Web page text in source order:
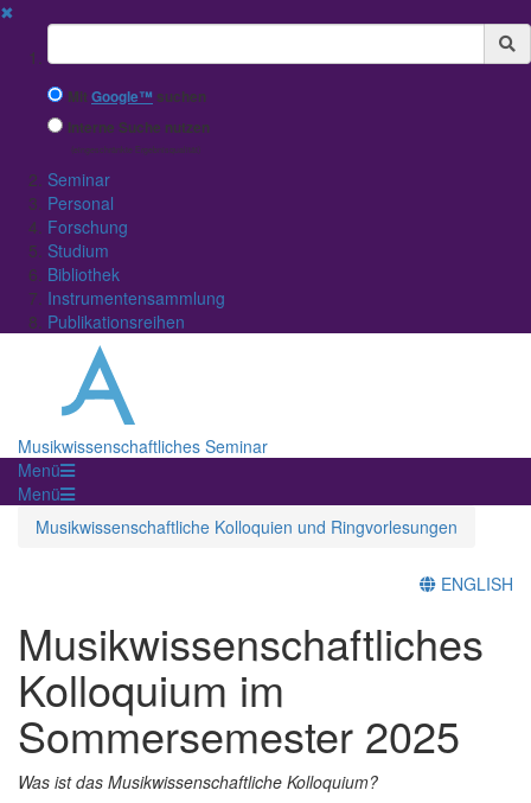
✖
Suchbegriff
MitGoogle™ suchen
Interne Suche nutzen
(eingeschränkte Ergebnisqualität)
Seminar
Personal
Forschung
Studium
Bibliothek
Instrumentensammlung
Publikationsreihen
Musikwissenschaftliches Seminar
Menü
Menü
Musikwissenschaftliche Kolloquien und Ringvorlesungen
ENGLISH
Musikwissenschaftliches
Kolloquium im
Sommersemester 2025
Was ist das Musikwissenschaftliche Kolloquium?